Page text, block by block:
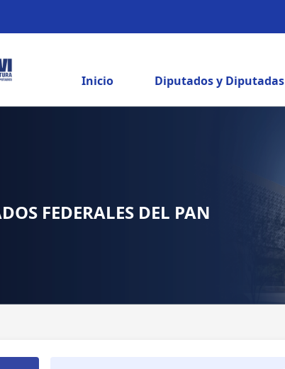
Inicio Diputados y Diputadas
FEDERALES DEL PAN